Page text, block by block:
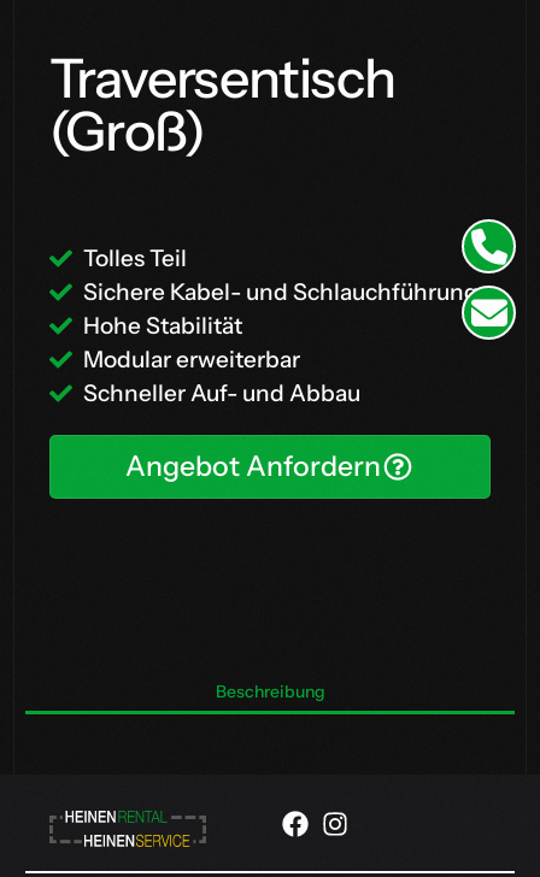
Traversentisch
(Groß)
Tolles Teil
Sichere Kabel- und Schlauchführung
Hohe Stabilität
Modular erweiterbar
Schneller Auf- und Abbau
Angebot Anfordern
Beschreibung